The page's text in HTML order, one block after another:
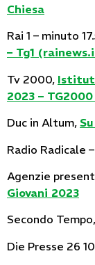
Chiesa
Rai 1 – minuto
– Tg1
Tv 2000,
2023 –
Duc in Altum,
Radio Radicale –
Agenzie
Giovani 2023
Secondo Tempo,
Die Presse 26